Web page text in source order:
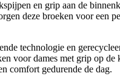
en grip aan de
deze broeken voor een
technologie en
voor dames met grip op de
comfort gedurende de dag.